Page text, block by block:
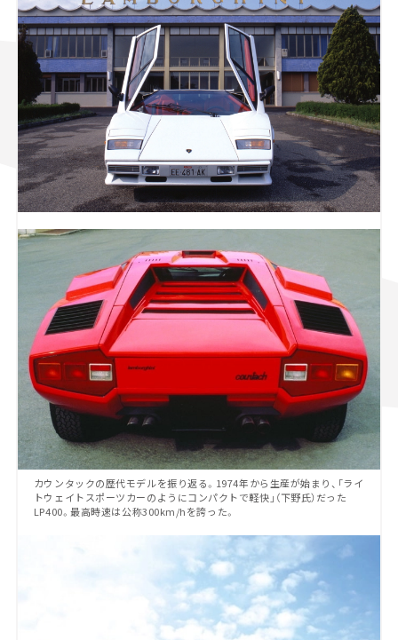
カウンタックの歴代モデルを振り返る。1974年から生産が始まり、「ライ
トウェイトスポーツカーのようにコンパクトで軽快」（下野氏）だった
LP400。最高時速は公称300km/hを誇った。